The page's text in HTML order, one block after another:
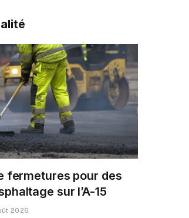
fermetures pour des
sur l’A-15
2026